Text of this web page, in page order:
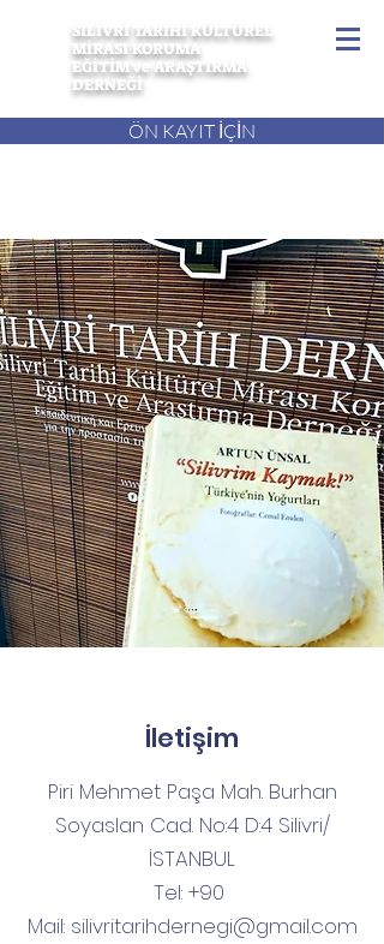
SİLİVRİ TARİHİ KÜLTÜREL
MİRASI KORUMA
EĞİTİM ve ARAŞTIRMA
DERNEĞİ
ÖN KAYIT İÇİN
İletişim
Piri Mehmet Paşa Mah. Burhan
Soyaslan Cad. No:4 D:4 Silivri/
İSTANBUL
Tel: +90
Mail: silivritarihdernegi@gmail.com